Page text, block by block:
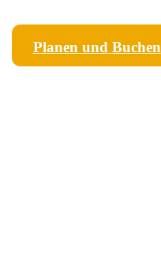
Planen und Buchen